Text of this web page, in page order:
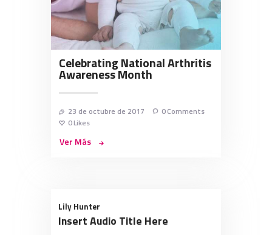
Celebrating National Arthritis
Awareness Month
23 de octubre de 2017 0Comments
0Likes
Ver Más
Lily Hunter
Insert Audio Title Here